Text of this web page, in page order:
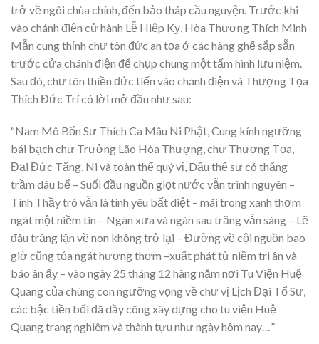
trở về ngôi chùa chính, đến bảo tháp cầu nguyện. Trước khi
vào chánh điện cử hành Lễ Hiệp Kỵ, Hòa Thượng Thích Minh
Mẫn cung thỉnh chư tôn đức an tọa ở các hàng ghế sắp sẵn
trước cửa chánh điện để chụp chung một tấm hình lưu niệm.
Sau đó, chư tôn thiền đức tiến vào chánh điện và Thượng Tọa
Thích Đức Trí có lời mở đầu như sau:
“Nam Mô Bổn Sư Thích Ca Mâu Ni Phật, Cung kính ngưỡng
bái bạch chư Trưởng Lão Hòa Thượng, chư Thượng Tọa,
Đại Đức Tăng, Ni và toàn thể quý vị, Dầu thế sự có thăng
trầm dâu bể – Suối đầu nguồn giọt nước vẫn trinh nguyên –
Tình Thầy trò vẫn là tình yêu bất diệt – mãi trong xanh thơm
ngát một niềm tin – Ngàn xưa và ngàn sau trăng vẫn sáng – Lẽ
đâu trăng lặn về non không trở lại – Đường về cội nguồn bao
giờ cũng tỏa ngát hương thơm –xuất phát từ niềm tri ân và
báo ân ấy – vào ngày 25 tháng 12 hàng năm nơi Tu Viện Huệ
Quang của chúng con ngưỡng vọng về chư vị Lịch Đại Tổ Sư,
các bậc tiền bối đã dầy công xây dựng cho tu viện Huệ
Quang trang nghiêm và thành tựu như ngày hôm nay…”